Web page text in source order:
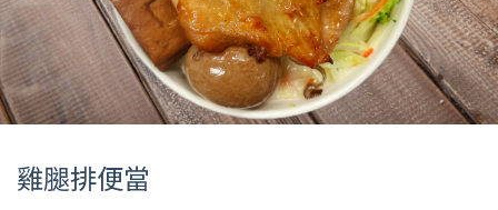
雞腿排便當